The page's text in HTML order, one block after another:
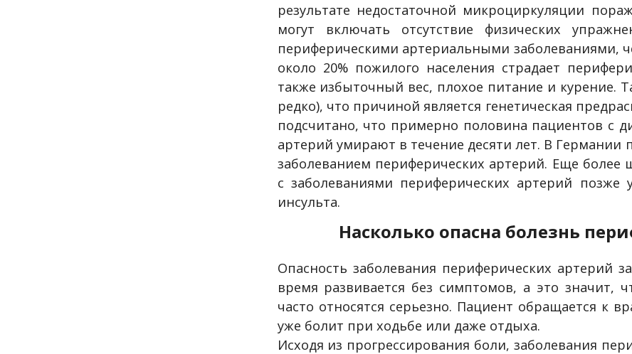
результате недостаточной микроциркуляции
могут включать отсутствие физических
периферическими артериальными заболеваниями,
около 20% пожилого населения страдает
также избыточный вес, плохое питание и курение.
редко), что причиной является генетическая
подсчитано, что примерно половина пациентов с
артерий умирают в течение десяти лет. В Германии
заболеванием периферических артерий. Еще
с заболеваниями периферических артерий
инсульта.
Насколько опасна болезнь
Опасность заболевания периферических артерий
время развивается без симптомов, а это значит,
часто относятся серьезно. Пациент обращается к
уже болит при ходьбе или даже отдыха.
Исходя из прогрессирования боли, заболевания